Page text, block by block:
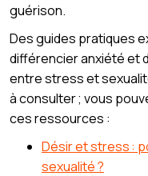
guérison.
Des guides pratiques
différencier anxiété et
entre stress et
à consulter ; vous
ces ressources :
Désir et stress :
sexualité ?